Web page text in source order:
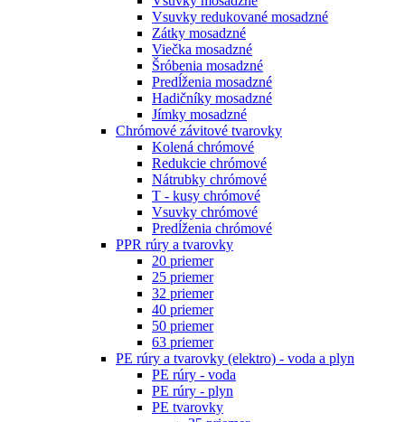
Vsuvky redukované mosadzné
Zátky mosadzné
Viečka mosadzné
Šróbenia mosadzné
Predĺženia mosadzné
Hadičníky mosadzné
Jímky mosadzné
Chrómové závitové tvarovky
Kolená chrómové
Redukcie chrómové
Nátrubky chrómové
T - kusy chrómové
Vsuvky chrómové
Predĺženia chrómové
PPR rúry a tvarovky
20 priemer
25 priemer
32 priemer
40 priemer
50 priemer
63 priemer
PE rúry a tvarovky (elektro) - voda a plyn
PE rúry - voda
PE rúry - plyn
PE tvarovky